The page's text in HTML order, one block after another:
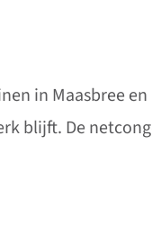
in Maasbree
blijft. De